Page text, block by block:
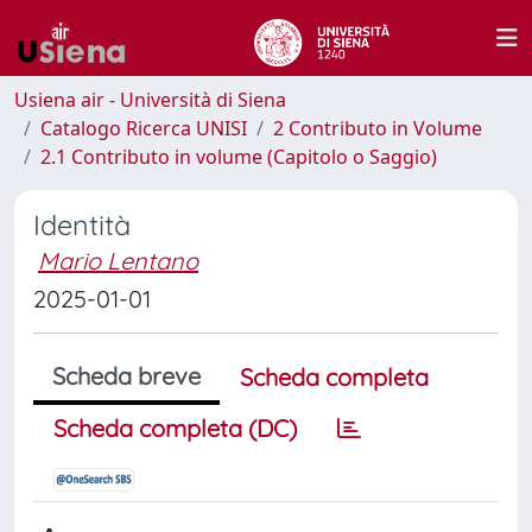
Usiena air - Università di Siena
Catalogo Ricerca UNISI
2 Contributo in Volume
2.1 Contributo in volume (Capitolo o Saggio)
Identità
Mario Lentano
2025-01-01
Scheda breve
Scheda completa
Scheda completa (DC)